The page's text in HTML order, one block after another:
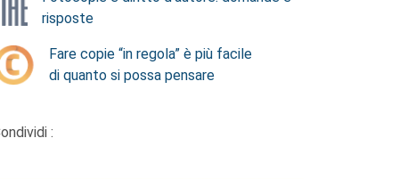
risposte
Fare copie “in regola” è più facile
di quanto si possa pensare
: